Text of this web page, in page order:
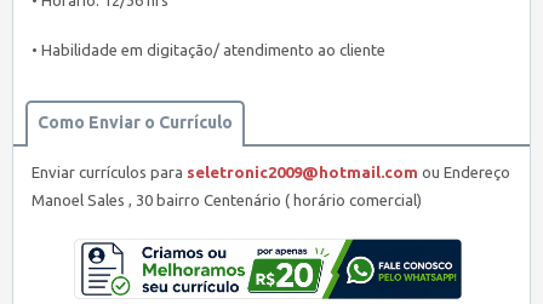
• Habilidade em digitação/ atendimento ao cliente
Como Enviar o Currículo
Enviar currículos para seletronic2009@hotmail.com ou Endereço
Manoel Sales , 30 bairro Centenário ( horário comercial)